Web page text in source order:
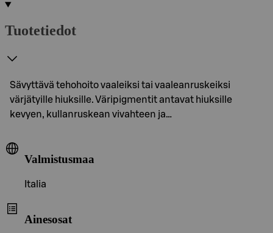
Tuotetiedot
Sävyttävä tehohoito vaaleiksi tai vaaleanruskeiksi
värjätyille hiuksille. Väripigmentit antavat hiuksille
kevyen, kullanruskean vivahteen ja…
Valmistusmaa
Italia
Ainesosat